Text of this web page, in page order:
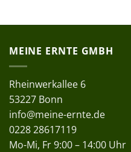
MEINE ERNTE GMBH
Rheinwerkallee 6
53227 Bonn
info@meine-ernte.de
0228 28617119
Mo-Mi, Fr 9:00 – 14:00 Uhr